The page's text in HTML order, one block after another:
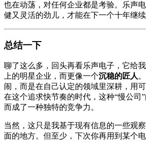
也在动荡，对任何企业都是考验。乐声
健又灵活的劲儿，才能在下一个十年继续
总结一下
聊了这么多，回头再看乐声电子，它给
上的明星企业，而更像一个沉稳的匠人
闹，而是在自己认定的领域里深耕，用
在这个追求快节奏的时代，这种“慢公司
而成了一种独特的竞争力。
当然，这只是我基于现有信息的一些观
面的地方。但至少，下次你再用到某个